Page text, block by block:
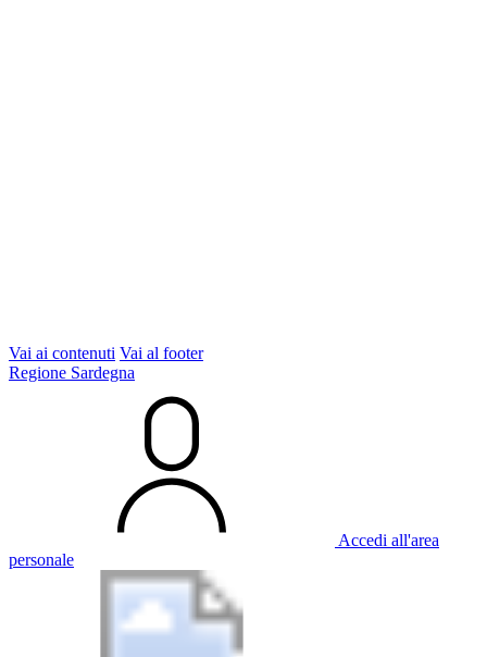
Vai ai contenuti Vai al footer
Regione Sardegna
Accedi all'area
personale